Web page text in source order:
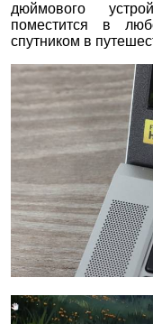
дюймового
поместится в
спутником в